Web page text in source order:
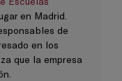
en Madrid.
de
en los
que la empresa